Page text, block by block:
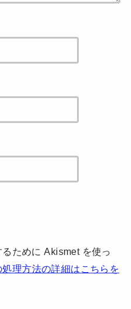
ために Akismet を使っ
理方法の詳細はこちらを